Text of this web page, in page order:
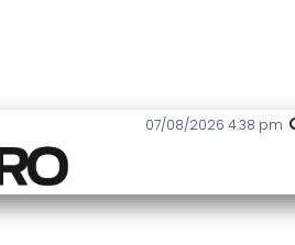
07/08/2026 4:38 pm